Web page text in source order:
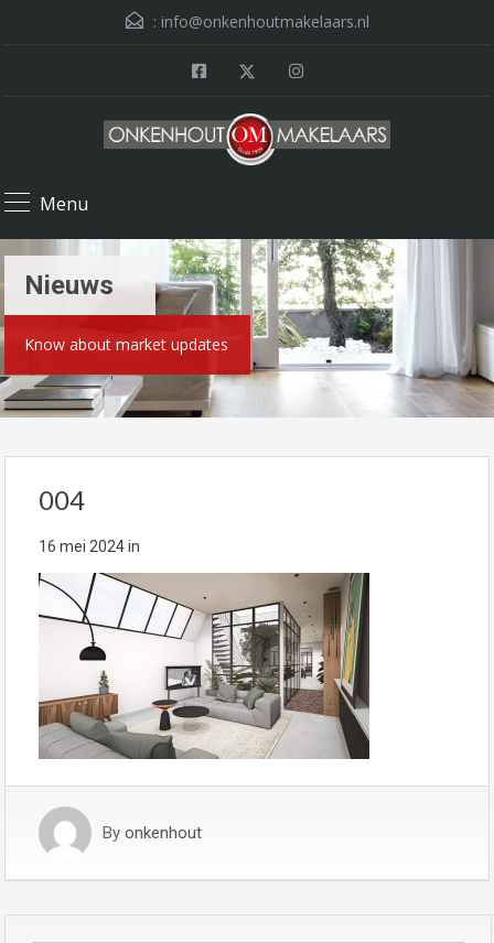
: info@onkenhoutmakelaars.nl
Menu
Nieuws
Know about market updates
004
16 mei 2024in
By onkenhout